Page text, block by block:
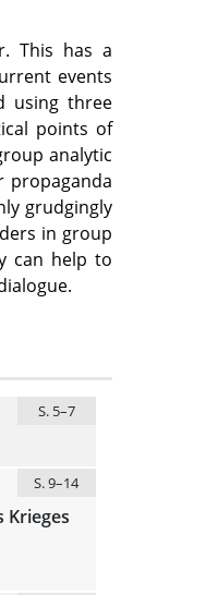
This has a
events
using three
points of
analytic
propaganda
grudgingly
in group
can help to
S. 5–7
S. 9–14
Krieges